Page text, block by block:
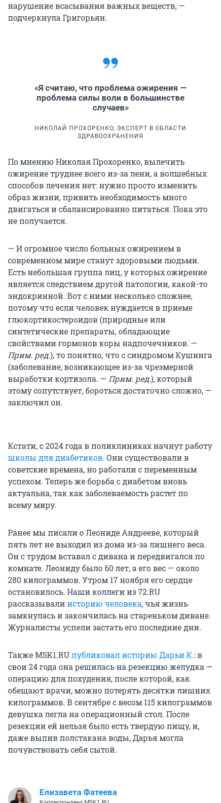
нарушение всасывания важных веществ, —
подчеркнула Григорьян.
«Я считаю, что проблема ожирения —
проблема силы воли в большинстве
случаев»
НИКОЛАЙ ПРОХОРЕНКО, ЭКСПЕРТ В ОБЛАСТИ
ЗДРАВООХРАНЕНИЯ
По мнению Николая Прохоренко, вылечить
ожирение труднее всего из-за лени, а волшебных
способов лечения нет: нужно просто изменить
образ жизни, привить необходимость много
двигаться и сбалансированно питаться. Пока это
не получается.
— И огромное число больных ожирением в
современном мире станут здоровыми людьми.
Есть небольшая группа лиц, у которых ожирение
является следствием другой патологии, какой-то
эндокринной. Вот с ними несколько сложнее,
потому что если человек нуждается в приеме
глюкортикостероидов (природные или
синтетические препараты, обладающие
свойствами гормонов коры надпочечников. —
Прим. ред.), то понятно, что с синдромом Кушинга
(заболевание, возникающее из-за чрезмерной
выработки кортизола. — Прим. ред.), который
этому сопутствует, бороться достаточно сложно, —
заключил он.
Кстати, с 2024 года в поликлиниках начнут работу
школы для диабетиков. Они существовали в
советские времена, но работали с переменным
успехом. Теперь же борьба с диабетом вновь
актуальна, так как заболеваемость растет по
всему миру.
Ранее мы писали о Леониде Андрееве, который
пять лет не выходил из дома из-за лишнего веса.
Он с трудом вставал с дивана и передвигался по
комнате. Леониду было 60 лет, а его вес — около
280 килограммов. Утром 17 ноября его сердце
остановилось. Наши коллеги из 72.RU
рассказывалиисторию человека, чья жизнь
замкнулась и закончилась на стареньком диване.
Журналисты успели застать его последние дни.
Также MSK1.RUпубликовал историю Дарьи К.: в
свои 24 года она решилась на резекцию желудка —
операцию для похудения, после которой, как
обещают врачи, можно потерять десятки лишних
килограммов. В сентябре с весом 115 килограммов
девушка легла на операционный стол. После
резекции ей нельзя было есть твердую пищу, и,
даже выпив полстакана воды, Дарья могла
почувствовать себя сытой.
Елизавета Фатеева